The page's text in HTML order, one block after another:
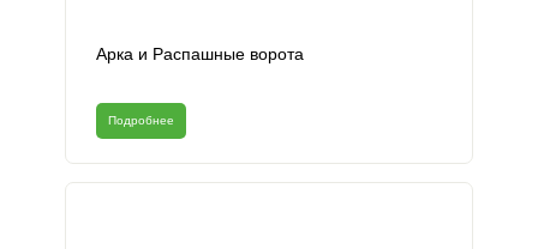
Арка и Распашные ворота
Подробнее